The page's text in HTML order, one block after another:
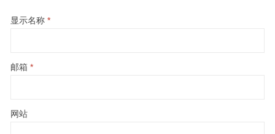
显示名称 *
邮箱 *
网站